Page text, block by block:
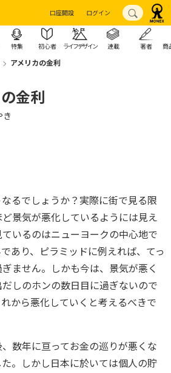
口座開設 ログイン
特集 初心者 ライフデザイン 連載 著者 商
アメリカの金利
金利
き
るでしょうか？実際に街で見る限
景気が悪化しているようには見え
いるのはニューヨークの中心地で
あり、ピラミッドに例えれば、てっ
ません。しかも今は、景気が悪く
しのホンの数日目に過ぎないので
から悪化していくと考えるべきで
数年に亘ってお金の巡りが悪くな
。しかし日本に於いては個人の貯